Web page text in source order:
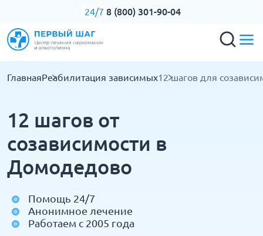
24/7 8 (800) 301-90-04
ГлавнаяРеабилитация зависимых12 шагов для
12 шагов от
созависимости в
Домодедово
Помощь 24/7
Анонимное лечение
Работаем с 2005 года